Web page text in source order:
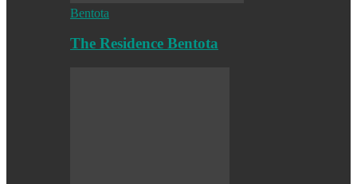
Bentota
The Residence Bentota